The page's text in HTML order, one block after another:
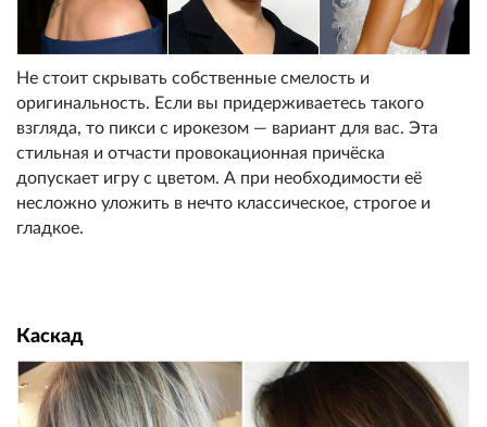
Не стоит скрывать собственные смелость и
оригинальность. Если вы придерживаетесь такого
взгляда, то пикси с ирокезом — вариант для вас. Эта
стильная и отчасти провокационная причёска
допускает игру с цветом. А при необходимости её
несложно уложить в нечто классическое, строгое и
гладкое.
Каскад